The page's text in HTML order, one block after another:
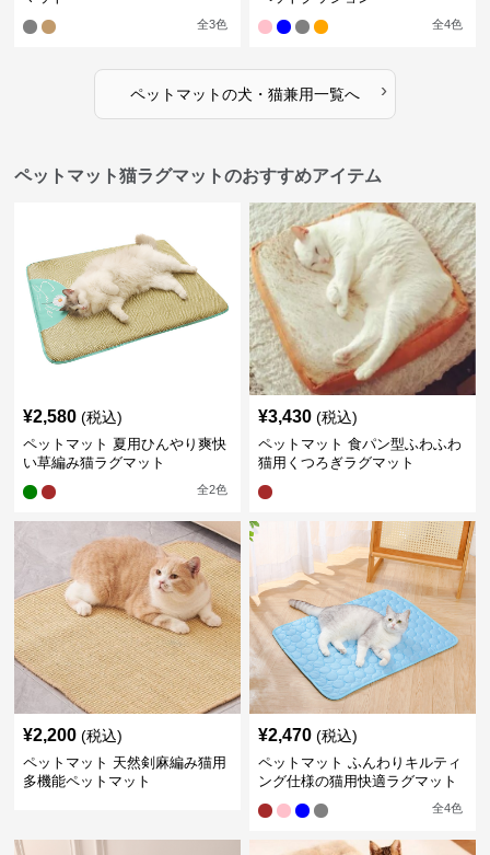
全3色 全4色
ペットマットの犬・猫兼用一覧へ ›
ペットマット猫ラグマットのおすすめアイテム
¥2,580 (税込)
ペットマット 夏用ひんやり爽快
い草編み猫ラグマット
全2色
¥3,430 (税込)
ペットマット 食パン型ふわふわ
猫用くつろぎラグマット
¥2,200 (税込)
ペットマット 天然剣麻編み猫用
多機能ペットマット
¥2,470 (税込)
ペットマット ふんわりキルティ
ング仕様の猫用快適ラグマット
全4色